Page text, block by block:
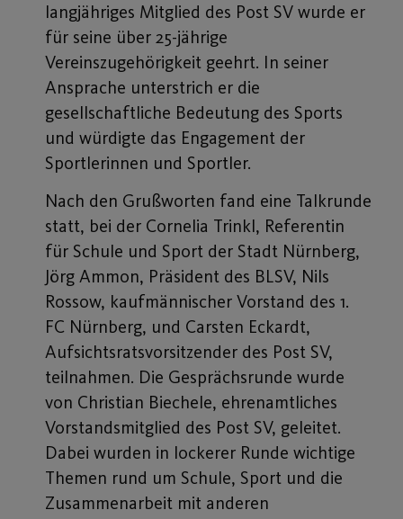
langjähriges Mitglied des Post SV wurde er
für seine über 25-jährige
Vereinszugehörigkeit geehrt. In seiner
Ansprache unterstrich er die
gesellschaftliche Bedeutung des Sports
und würdigte das Engagement der
Sportlerinnen und Sportler.
Nach den Grußworten fand eine Talkrunde
statt, bei der Cornelia Trinkl, Referentin
für Schule und Sport der Stadt Nürnberg,
Jörg Ammon, Präsident des BLSV, Nils
Rossow, kaufmännischer Vorstand des 1.
FC Nürnberg, und Carsten Eckardt,
Aufsichtsratsvorsitzender des Post SV,
teilnahmen. Die Gesprächsrunde wurde
von Christian Biechele, ehrenamtliches
Vorstandsmitglied des Post SV, geleitet.
Dabei wurden in lockerer Runde wichtige
Themen rund um Schule, Sport und die
Zusammenarbeit mit anderen